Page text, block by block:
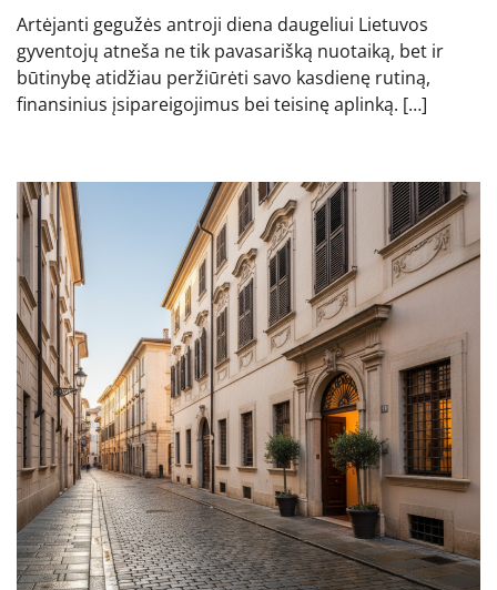
Artėjanti gegužės antroji diena daugeliui Lietuvos
gyventojų atneša ne tik pavasarišką nuotaiką, bet ir
būtinybę atidžiau peržiūrėti savo kasdienę rutiną,
finansinius įsipareigojimus bei teisinę aplinką. […]